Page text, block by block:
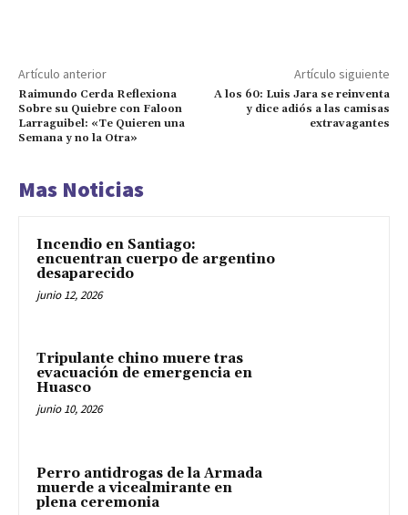
Artículo anterior
Raimundo Cerda Reflexiona
Sobre su Quiebre con Faloon
Larraguibel: «Te Quieren una
Semana y no la Otra»
Artículo siguiente
A los 60: Luis Jara se reinventa
y dice adiós a las camisas
extravagantes
Mas Noticias
Incendio en Santiago:
encuentran cuerpo de argentino
desaparecido
junio 12, 2026
Tripulante chino muere tras
evacuación de emergencia en
Huasco
junio 10, 2026
Perro antidrogas de la Armada
muerde a vicealmirante en
plena ceremonia